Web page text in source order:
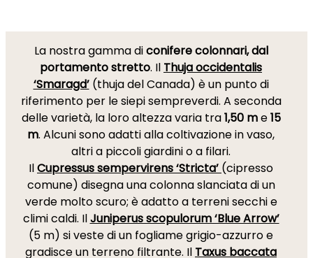
La nostra gamma diconifere colonnari, dal
portamento stretto. Il Thuja occidentalis
‘Smaragd’(thuja del Canada) è un punto di
riferimento per le siepi sempreverdi. A seconda
delle varietà, la loro altezza varia tra1,50 me15
m. Alcuni sono adatti alla coltivazione in vaso,
altri a piccoli giardini o a filari.
IlCupressus sempervirens ‘Stricta’ (cipresso
comune) disegna una colonna slanciata di un
verde molto scuro; è adatto a terreni secchi e
climi caldi. IlJuniperus scopulorum ‘Blue Arrow’
(5 m) si veste di un fogliame grigio-azzurro e
gradisce un terreno filtrante. Il Taxus baccata